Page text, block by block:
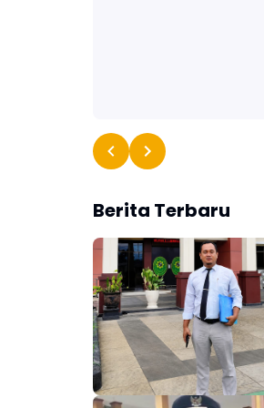
Berita Terbaru